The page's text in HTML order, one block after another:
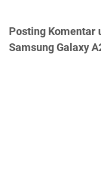
Posting Komentar
Samsung Galaxy